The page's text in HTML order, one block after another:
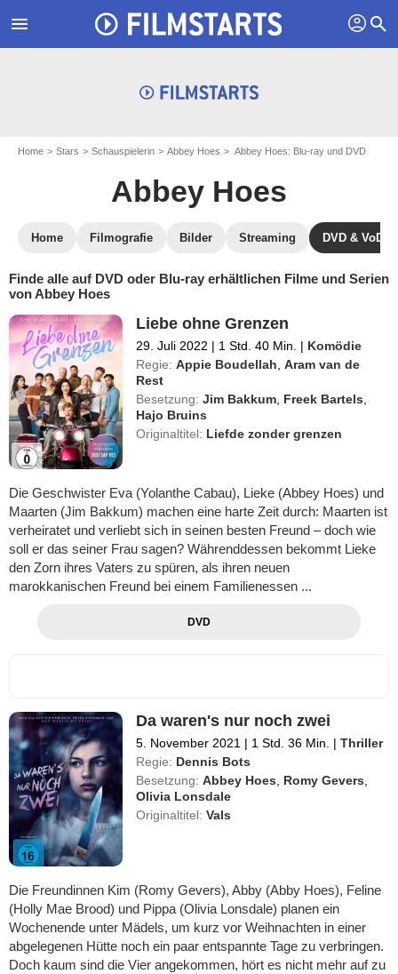
menu profil search
Home Stars Schauspielerin Abbey Hoes Abbey Hoes: Blu-ray und DVD
Abbey Hoes
Home Filmografie Bilder Streaming DVD & VoD
Finde alle auf DVD oder Blu-ray erhältlichen Filme und Serien
von Abbey Hoes
Liebe ohne Grenzen
29. Juli 2022 | 1 Std. 40 Min. | Komödie
Regie: Appie Boudellah ,Aram van de
Rest
Besetzung: Jim Bakkum Freek Bartels
Hajo Bruins
Originaltitel: Liefde zonder grenzen
Die Geschwister Eva (Yolanthe Cabau), Lieke (Abbey Hoes) und
Maarten (Jim Bakkum) machen eine harte Zeit durch: Maarten ist
verheiratet und verliebt sich in seinen besten Freund – doch wie
soll er das seiner Frau sagen? Währenddessen bekommt Lieke
den Zorn ihres Vaters zu spüren, als ihren neuen
marokkanischen Freund bei einem Familienessen ...
DVD
Da waren's nur noch zwei
5. November 2021 | 1 Std. 36 Min. | Thriller
Regie: Dennis Bots
Besetzung: Abbey Hoes Romy Gevers
Olivia Lonsdale
Originaltitel:Vals
Die Freundinnen Kim (Romy Gevers), Abby (Abby Hoes), Feline
(Holly Mae Brood) und Pippa (Olivia Lonsdale) planen ein
Wochenende unter Mädels, um kurz vor Weihnachten in einer
abgelegenen Hütte noch ein paar entspannte Tage zu verbringen.
Doch kaum sind die Vier angekommen, hört es nicht mehr auf zu